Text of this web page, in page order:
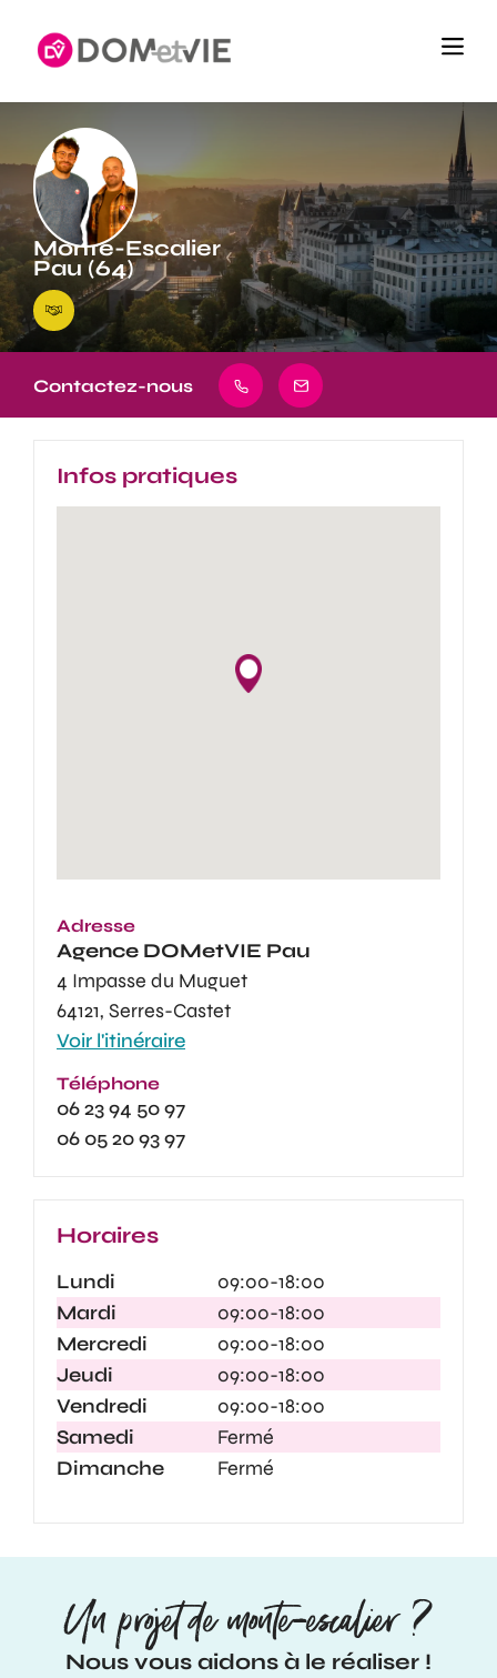
Monte-Escalier
Pau (64)
Contactez-nous
Infos pratiques
Adresse
Agence DOMetVIE Pau
4 Impasse du Muguet
64121, Serres-Castet
Voir l'itinéraire
Téléphone
06 23 94 50 97
06 05 20 93 97
Horaires
Lundi
09:00-18:00
Mardi
09:00-18:00
Mercredi
09:00-18:00
Jeudi
09:00-18:00
Vendredi
09:00-18:00
Samedi
Fermé
Dimanche
Fermé
Un projet de monte-escalier ?
Nous vous aidons à le réaliser !